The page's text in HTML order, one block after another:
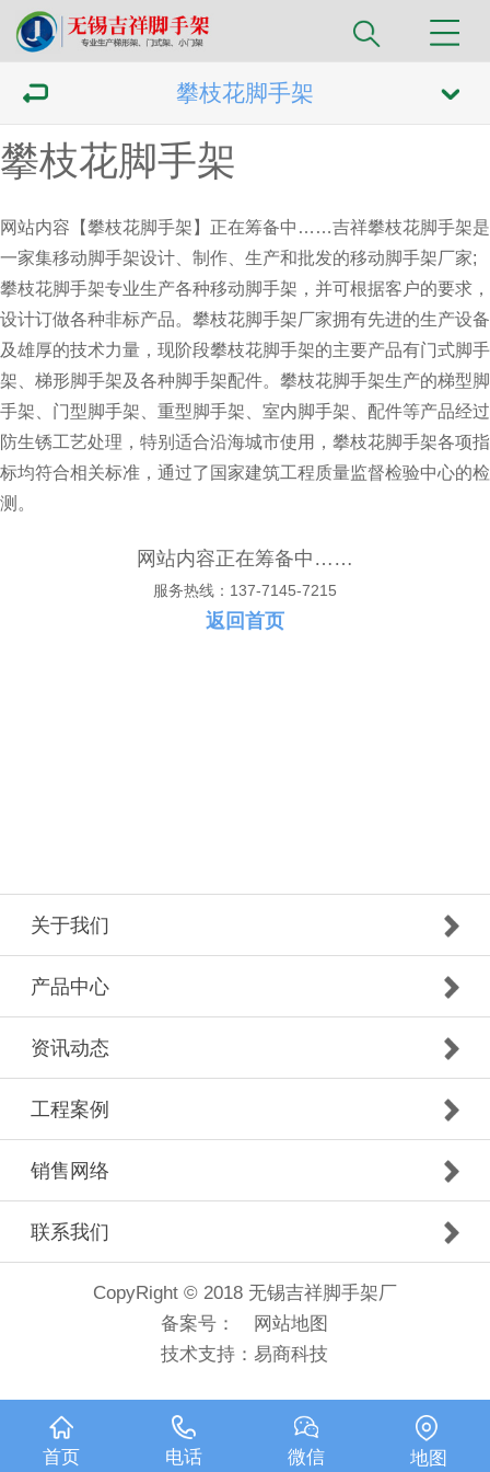
攀枝花脚手架
攀枝花脚手架
网站内容【攀枝花脚手架】正在筹备中……吉祥攀枝花脚手架是
一家集移动脚手架设计、制作、生产和批发的移动脚手架厂家;
攀枝花脚手架专业生产各种移动脚手架，并可根据客户的要求，
设计订做各种非标产品。攀枝花脚手架厂家拥有先进的生产设备
及雄厚的技术力量，现阶段攀枝花脚手架的主要产品有门式脚手
架、梯形脚手架及各种脚手架配件。攀枝花脚手架生产的梯型脚
手架、门型脚手架、重型脚手架、室内脚手架、配件等产品经过
防生锈工艺处理，特别适合沿海城市使用， 攀枝花脚手架各项指
标均符合相关标准，通过了国家建筑工程质量监督检验中心的检
测。
网站内容正在筹备中……
服务热线：137-7145-7215
返回首页
关于我们
产品中心
资讯动态
工程案例
销售网络
联系我们
CopyRight © 2018 无锡吉祥脚手架厂
备案号：
网站地图
技术支持： 易商科技
首页 电话 微信 地图